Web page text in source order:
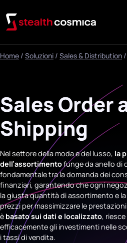
Home / Soluzioni / Sales & Distribution /
Sales Order
Shipping
Nel settore della moda e del lusso, la
dell’assortimentofunge da anello di
fondamentale tra la domanda dei
finanziari, garantendo che ogni
la giusta quantità di assortimento e
prezzi per massimizzare le
è basato sui dati e localizzato,
efficacemente gli investimenti nelle
i tassi di vendita.